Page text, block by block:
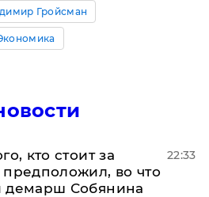
Гройсман
кто стоит за
во что
демарш Собянина
22:33